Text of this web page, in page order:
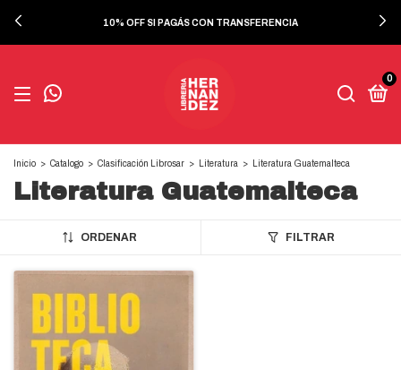
10% OFF SI PAGÁS CON TRANSFERENCIA
0
Inicio > Catalogo > Clasificación Librosar > Literatura > Literatura Guatemalteca
Literatura Guatemalteca
ORDENAR FILTRAR